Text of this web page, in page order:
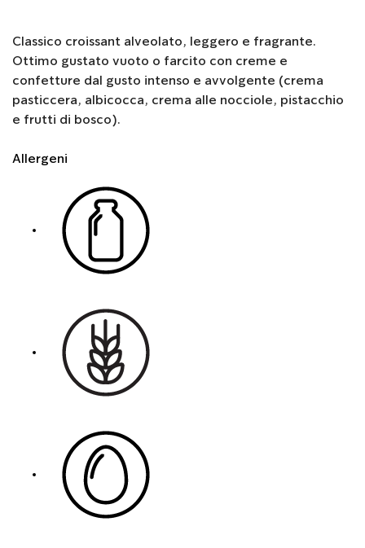
Classico croissant alveolato, leggero e fragrante.
Ottimo gustato vuoto o farcito con creme e
confetture dal gusto intenso e avvolgente (crema
pasticcera, albicocca, crema alle nocciole, pistacchio
e frutti di bosco).
Allergeni